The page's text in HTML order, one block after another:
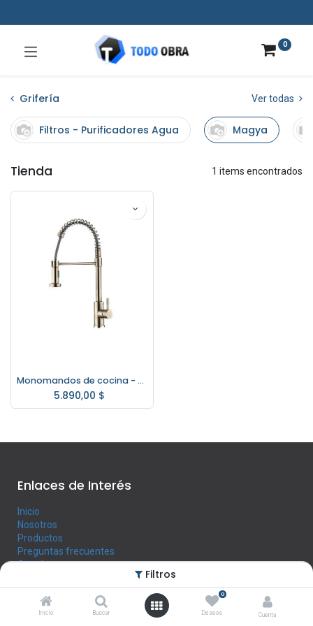
Filtros
Inicio Buscar
0
Deseos Cuenta
0
Grifería Ver todas
Filtros - Purificadores Agua Magya
Tienda 1 items encontrados
Monomandos de cocina - Cocina Restó 105
5.890,00 $
Enlaces de Interés
Inicio
Nosotros
Productos
Preguntas frecuentes
Contáctenos
Horario